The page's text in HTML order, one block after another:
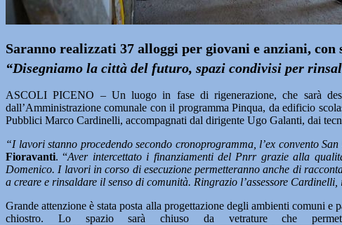
Saranno realizzati 37 alloggi per giovani e anziani,
“Disegniamo la città del futuro, spazi condivisi per
ASCOLI PICENO – Un luogo in fase di rigenerazione, che sarà
dall’Amministrazione comunale con il programma Pinqua, da edificio
Pubblici Marco Cardinelli, accompagnati dal dirigente Ugo Galanti, dai
“I lavori stanno procedendo secondo cronoprogramma, l’ex convento
Fioravanti. “Aver intercettato i finanziamenti del Pnrr grazie alla
Domenico. I lavori in corso di esecuzione permetteranno anche di
a creare e rinsaldare il senso di comunità. Ringrazio l’assessore
Grande attenzione è stata posta alla progettazione degli ambienti comuni
chiostro. Lo spazio sarà chiuso da vetrature che